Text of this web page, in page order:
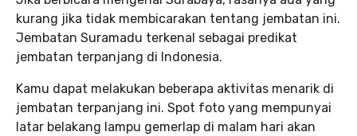
kurang jika tidak membicarakan tentang jembatan ini.
Jembatan Suramadu terkenal sebagai predikat
jembatan terpanjang di Indonesia.
Kamu dapat melakukan beberapa aktivitas menarik di
jembatan terpanjang ini. Spot foto yang mempunyai
latar belakang lampu gemerlap di malam hari akan